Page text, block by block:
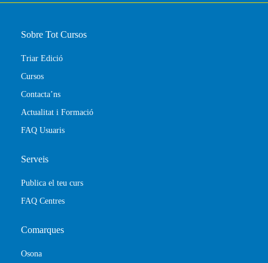
Sobre Tot Cursos
Triar Edició
Cursos
Contacta’ns
Actualitat i Formació
FAQ Usuaris
Serveis
Publica el teu curs
FAQ Centres
Comarques
Osona